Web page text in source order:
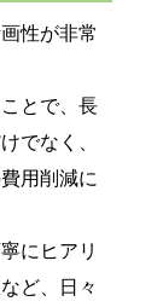
性が非常
とで、長
でなく、
用削減に
にヒアリ
ど、日々